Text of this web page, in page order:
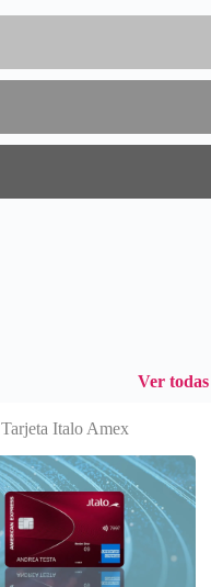
Ver
Tarjeta Italo Amex